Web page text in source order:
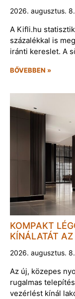
2026. augusztus.
A Kifli.hu
százalékkal is
iránti kereslet. A
BŐVEBBEN »
KOMPAKT
KÍNÁLATÁT AZ
2026. augusztus.
Az új, közepes
rugalmas
vezérlést kínál